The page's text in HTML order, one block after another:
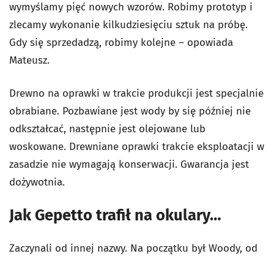
wymyślamy pięć nowych wzorów. Robimy prototyp i
zlecamy wykonanie kilkudziesięciu sztuk na próbę.
Gdy się sprzedadzą, robimy kolejne – opowiada
Mateusz.
Drewno na oprawki w trakcie produkcji jest specjalnie
obrabiane. Pozbawiane jest wody by się później nie
odkształcać, następnie jest olejowane lub
woskowane. Drewniane oprawki trakcie eksploatacji w
zasadzie nie wymagają konserwacji. Gwarancja jest
dożywotnia.
Jak Gepetto trafił na okulary…
Zaczynali od innej nazwy. Na początku był Woody, od